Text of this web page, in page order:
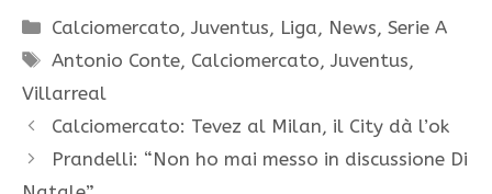
Categorie
Calciomercato,Juventus, Liga, News,Serie A
Tag
Antonio Conte, Calciomercato,Juventus,
Villarreal
Calciomercato: Tevez al Milan, il City dà l’ok
Prandelli: “Non ho mai messo in discussione Di